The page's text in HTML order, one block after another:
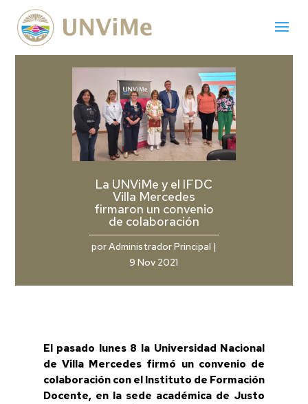
La UNViMe y el IFDC
Villa Mercedes
firmaron un convenio
de colaboración
porAdministrador Principal |
9 Nov 2021
El pasado lunes 8 la Universidad Nacional
de Villa Mercedes firmó un convenio de
colaboración con el Instituto de Formación
Docente, en la sede académica de Justo